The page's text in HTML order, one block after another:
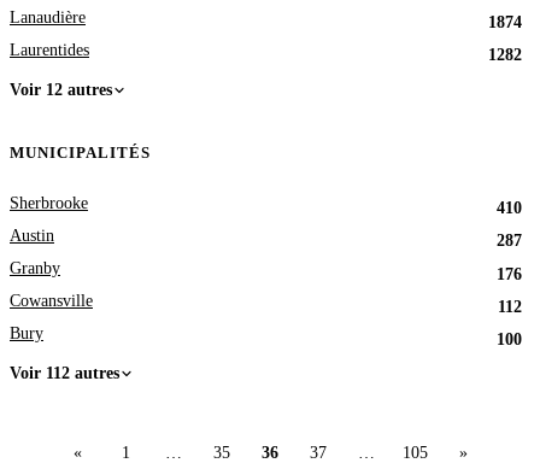
Lanaudière
1874
Laurentides
1282
Voir 12 autres
MUNICIPALITÉS
Sherbrooke
410
Austin
287
Granby
176
Cowansville
112
Bury
100
Voir 112 autres
« 1 35 36 37 105 »